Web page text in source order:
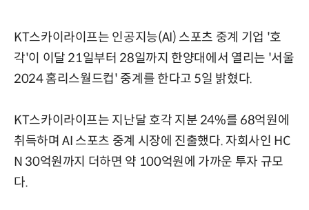
KT스카이라이프는 인공지능(AI) 스포츠 중계 기업 '호
각'이 이달 21일부터 28일까지 한양대에서 열리는 '서울
2024 홈리스월드컵' 중계를 한다고 5일 밝혔다.
KT스카이라이프는 지난달 호각 지분 24%를 68억원에
취득하며 AI 스포츠 중계 시장에 진출했다. 자회사인 HC
N 30억원까지 더하면 약 100억원에 가까운 투자 규모
다.